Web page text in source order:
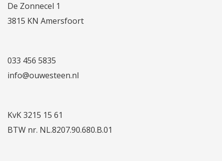
De Zonnecel 1
3815 KN Amersfoort
033 456 5835
info@ouwesteen.nl
KvK 3215 15 61
BTW nr. NL.8207.90.680.B.01